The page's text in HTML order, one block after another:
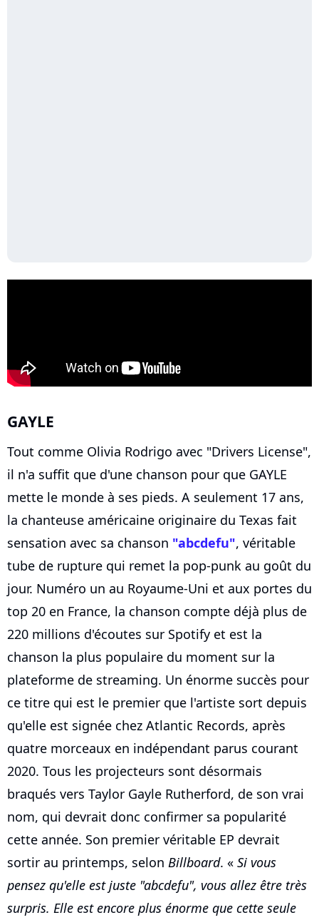
GAYLE
Tout comme Olivia Rodrigo avec "Drivers License",
il n'a suffit que d'une chanson pour que GAYLE
mette le monde à ses pieds. A seulement 17 ans,
la chanteuse américaine originaire du Texas fait
sensation avec sa chanson "abcdefu", véritable
tube de rupture qui remet la pop-punk au goût du
jour. Numéro un au Royaume-Uni et aux portes du
top 20 en France, la chanson compte déjà plus de
220 millions d'écoutes sur Spotify et est la
chanson la plus populaire du moment sur la
plateforme de streaming. Un énorme succès pour
ce titre qui est le premier que l'artiste sort depuis
qu'elle est signée chez Atlantic Records, après
quatre morceaux en indépendant parus courant
2020. Tous les projecteurs sont désormais
braqués vers Taylor Gayle Rutherford, de son vrai
nom, qui devrait donc confirmer sa popularité
cette année. Son premier véritable EP devrait
sortir au printemps, selon Billboard. « Si vous
pensez qu'elle est juste "abcdefu", vous allez être très
surpris. Elle est encore plus énorme que cette seule